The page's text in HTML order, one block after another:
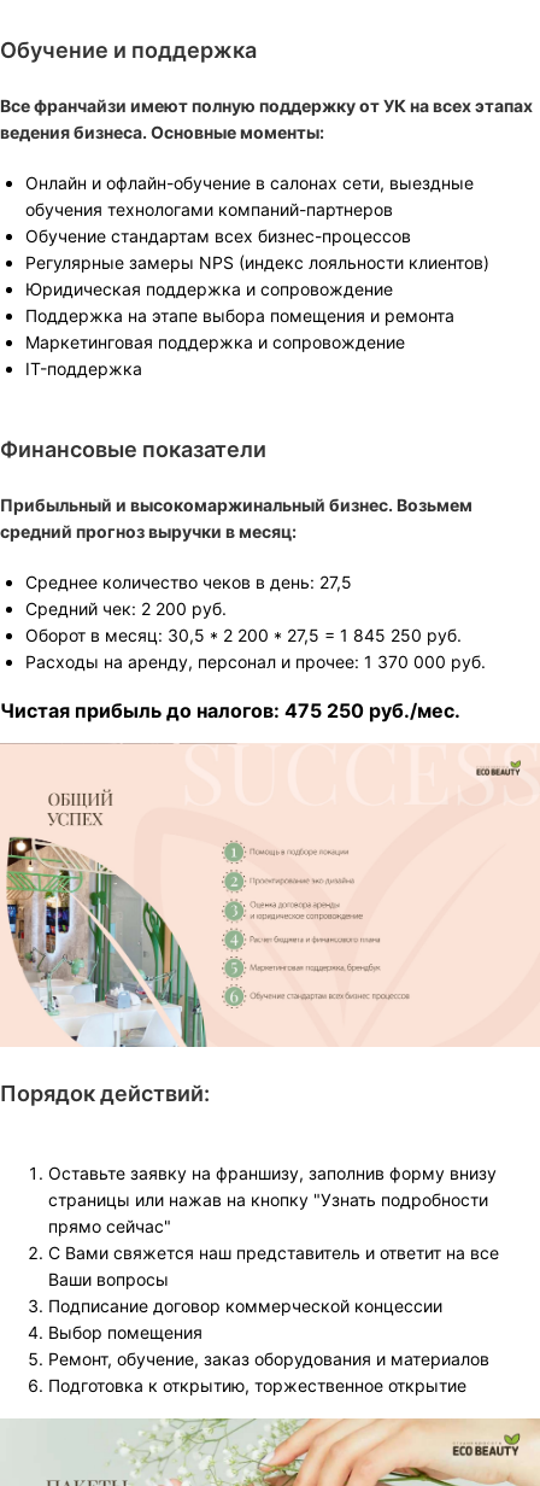
Обучение и поддержка
Все франчайзи имеют полную поддержку от УК на всех этапах
ведения бизнеса. Основные моменты:
Онлайн и офлайн-обучение в салонах сети, выездные
обучения технологами компаний-партнеров
Обучение стандартам всех бизнес-процессов
Регулярные замеры NPS (индекс лояльности клиентов)
Юридическая поддержка и сопровождение
Поддержка на этапе выбора помещения и ремонта
Маркетинговая поддержка и сопровождение
IT-поддержка
Финансовые показатели
Прибыльный и высокомаржинальный бизнес. Возьмем
средний прогноз выручки в месяц:
Среднее количество чеков в день: 27,5
Средний чек: 2 200 руб.
Оборот в месяц: 30,5 * 2 200 * 27,5 = 1 845 250 руб.
Расходы на аренду, персонал и прочее: 1 370 000 руб.
Чистая прибыль до налогов: 475 250 руб./мес.
Порядок действий:
Оставьте заявку на франшизу, заполнив форму внизу
страницы или нажав на кнопку "Узнать подробности
прямо сейчас"
С Вами свяжется наш представитель и ответит на все
Ваши вопросы
Подписание договор коммерческой концессии
Выбор помещения
Ремонт, обучение, заказ оборудования и материалов
Подготовка к открытию, торжественное открытие